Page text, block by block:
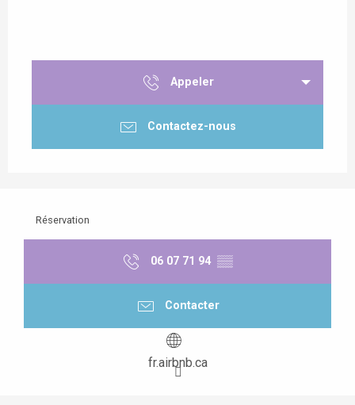
Appeler
Contactez-nous
Réservation
06 07 71 94 ▒▒
Contacter
fr.airbnb.ca